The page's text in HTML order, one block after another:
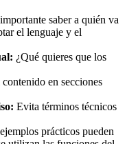
saber a quién va
el lenguaje y el
¿Qué quieres que los
en secciones
Evita términos técnicos
prácticos pueden